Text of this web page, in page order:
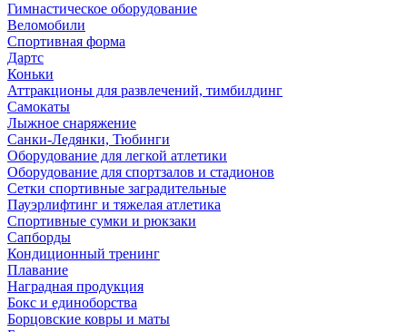
Гимнастическое оборудование
Веломобили
Спортивная форма
Дартс
Коньки
Аттракционы для развлечений, тимбилдинг
Самокаты
Лыжное снаряжение
Санки-Ледянки, Тюбинги
Оборудование для легкой атлетики
Оборудование для спортзалов и стадионов
Сетки спортивные заградительные
Пауэрлифтинг и тяжелая атлетика
Спортивные сумки и рюкзаки
Сапборды
Кондиционный тренинг
Плавание
Наградная продукция
Бокс и единоборства
Борцовские ковры и маты